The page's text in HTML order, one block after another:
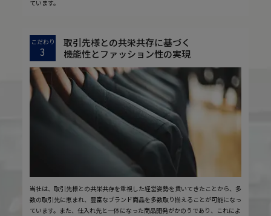
ています。
こだわり
3
取引先様との共栄共存に基づく
機能性とファッション性の実現
当社は、取引先様との共栄共存を重視した経営姿勢を貫いてきたことから、多
数の取引先に恵まれ、豊富なブランド商品を多数取り揃えることが可能になっ
ています。また、仕入れ先と一体になった商品開発がかのうであり、これによ